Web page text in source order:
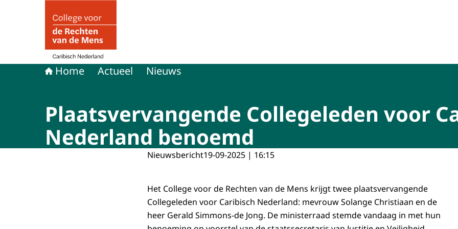
Home Actueel Nieuws
Plaatsvervangende Collegeleden voor
Nederland benoemd
Nieuwsbericht19-09-2025 | 16:15
Het College voor de Rechten van de Mens krijgt twee plaatsvervangende
Collegeleden voor Caribisch Nederland: mevrouw Solange Christiaan en de
heer Gerald Simmons-de Jong. De ministerraad stemde vandaag in met hun